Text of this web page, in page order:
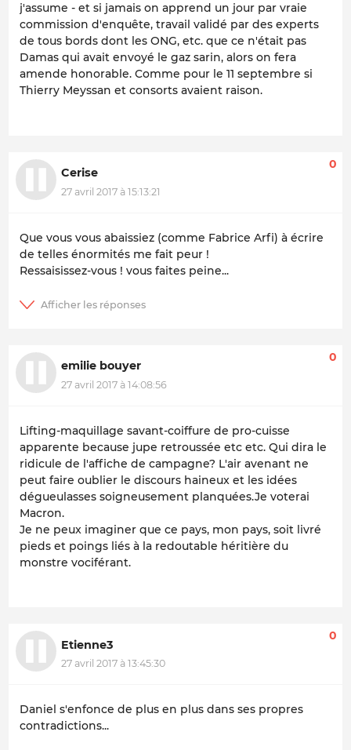
j'assume - et si jamais on apprend un jour par vraie
commission d'enquête, travail validé par des experts
de tous bords dont les ONG, etc. que ce n'était pas
Damas qui avait envoyé le gaz sarin, alors on fera
amende honorable. Comme pour le 11 septembre si
Thierry Meyssan et consorts avaient raison.
Cerise
27 avril 2017 à 15:13:21
0
Que vous vous abaissiez (comme Fabrice Arfi) à écrire
de telles énormités me fait peur !
Ressaisissez-vous ! vous faites peine...
emilie bouyer
27 avril 2017 à 14:08:56
0
Lifting-maquillage savant-coiffure de pro-cuisse
apparente because jupe retroussée etc etc. Qui dira le
ridicule de l'affiche de campagne? L'air avenant ne
peut faire oublier le discours haineux et les idées
dégueulasses soigneusement planquées.Je voterai
Macron.
Je ne peux imaginer que ce pays, mon pays, soit livré
pieds et poings liés à la redoutable héritière du
monstre vociférant.
Etienne3
27 avril 2017 à 13:45:30
0
Daniel s'enfonce de plus en plus dans ses propres
contradictions...